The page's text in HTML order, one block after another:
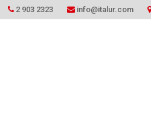
2 903 2323 info@italur.com